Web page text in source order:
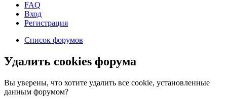
FAQ
Вход
Регистрация
Список форумов
Удалить cookies форума
Вы уверены, что хотите удалить все cookie, установленные
данным форумом?